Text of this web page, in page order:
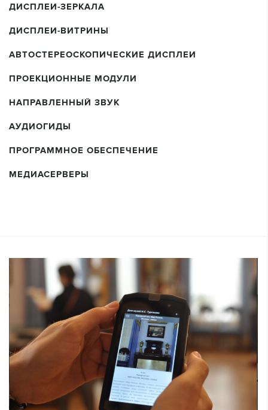
ДИСПЛЕИ-ЗЕРКАЛА
ДИСПЛЕИ-ВИТРИНЫ
АВТОСТЕРЕОСКОПИЧЕСКИЕ ДИСПЛЕИ
ПРОЕКЦИОННЫЕ МОДУЛИ
НАПРАВЛЕННЫЙ ЗВУК
АУДИОГИДЫ
ПРОГРАММНОЕ ОБЕСПЕЧЕНИЕ
МЕДИАСЕРВЕРЫ